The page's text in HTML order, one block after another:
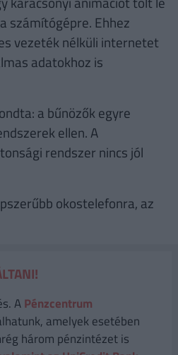
számítógépre. Ehhez
vezeték nélküli internetet
adatokhoz is
a bűnözők egyre
ellen. A
rendszer nincs jól
okostelefonra, az
APénzcentrum
amelyek esetében
három pénzintézet is